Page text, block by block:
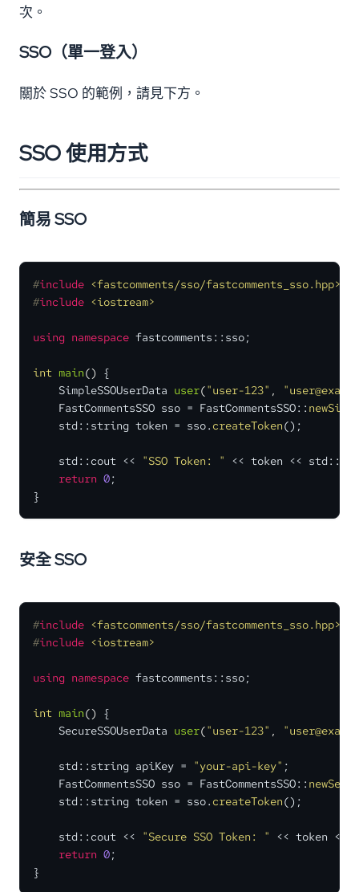
次。
SSO（單一登入）
關於 SSO 的範例，請見下方。
SSO 使用方式
簡易 SSO
#include <fastcomments/sso/fastcomments_sso.hpp>
#include <iostream>
using namespace fastcomments::sso;
int main()
{
SimpleSSOUserData user("user-123"
    FastCommentsSSO sso = FastCommentsSSO::
    std::string token = sso.
createToken();
    std::cout <<
"SSO Token: "
<< token <<
return 0;
}
安全 SSO
#include <fastcomments/sso/fastcomments_sso.hpp>
#include <iostream>
using namespace fastcomments::sso;
int main()
{
SecureSSOUserData user("user-123" ,
    std::string apiKey =
"your-api-key" ;
    FastCommentsSSO sso = FastCommentsSSO::
    std::string token = sso.
createToken();
    std::cout <<
"Secure SSO Token: "
<< token <<
return 0;
}